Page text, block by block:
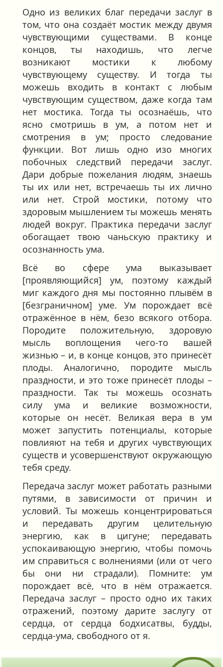
Одно из великих благ передачи заслуг в
том, что она создаёт мостик между двумя
чувствующими существами. В конце
концов, ты находишь, что легче
возникают мостики к любому
чувствующему существу. И тогда ты
можешь входить в контакт с любым
чувствующим существом, даже когда там
нет мостика. Тогда ты осознаёшь, что
ясно смотришь в ум, а потом нет и
смотрения в ум; просто следование
функции. Вот лишь одно изо многих
побочных следствий передачи заслуг.
Дари добрые пожелания людям, знаешь
ты их или нет, встречаешь ты их лично
или нет. Строй мостики, потому что
здоровым мышлением ты можешь менять
людей вокруг. Практика передачи заслуг
обогащает твою чаньскую практику и
осознанность ума.
Всё во сфере ума выказывает
[проявляющийся] ум, поэтому каждый
миг каждого дня мы постоянно плывём в
[безграничном] уме. Ум порождает всё
отражённое в нём, безо всякого отбора.
Породите положительную, здоровую
мысль воплощения чего-то вашей
жизнью – и, в конце концов, это принесёт
плоды. Аналогично, породите мысль
праздности, и это тоже принесёт плоды –
праздности. Так ты можешь осознать
силу ума и великие возможности,
которые он несёт. Великая вера в ум
может запустить потенциалы, которые
повлияют на тебя и других чувствующих
существ и усовершенствуют окружающую
тебя среду.
Передача заслуг может работать разными
путями, в зависимости от причин и
условий. Ты можешь концентрироваться
и передавать другим целительную
энергию, как в цигуне; передавать
успокаивающую энергию, чтобы помочь
им справиться с волнениями (или от чего
бы они ни страдали). Помните: ум
порождает всё, что в нём отражается.
Передача заслуг – просто одно их таких
отражений, поэтому дарите заслугу от
сердца, от сердца бодхисатвы, будды,
сердца-ума, свободного от я.